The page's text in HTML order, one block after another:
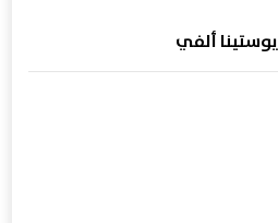
يوستينا ألفي